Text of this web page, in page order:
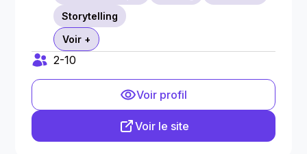
Storytelling
Voir +
2-10
Voir profil
Voir le site